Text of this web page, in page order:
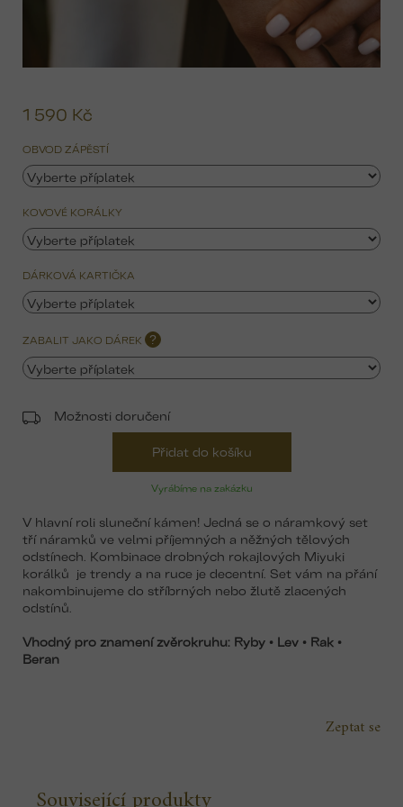
1 590 Kč
Vyrábíme na zakázku
OBVOD ZÁPĚSTÍ
KOVOVÉ KORÁLKY
DÁRKOVÁ KARTIČKA
ZABALIT JAKO DÁREK ?
Možnosti doručení
Přidat do košíku
V hlavní roli sluneční kámen! Jedná se o náramkový set
tří náramků ve velmi příjemných a něžných tělových
odstínech. Kombinace drobných rokajlových Miyuki
korálků je trendy a na ruce je decentní. Set vám na přání
nakombinujeme do stříbrných nebo žlutě zlacených
odstínů.
Vhodný pro znamení zvěrokruhu: Ryby • Lev • Rak •
Beran
Zeptat se